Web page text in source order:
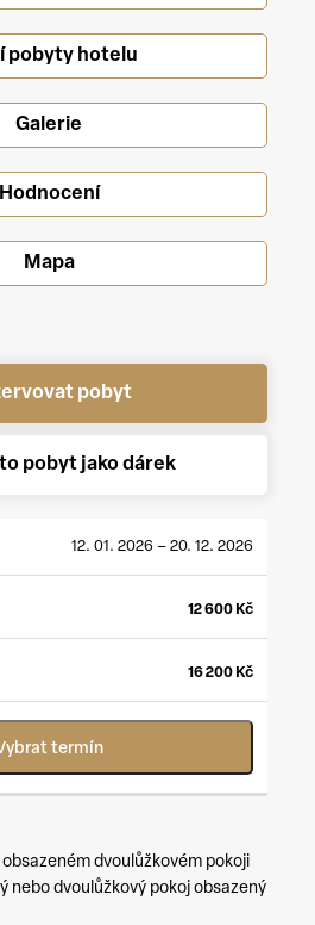
pobyty hotelu
Galerie
Hodnocení
Mapa
pobyt
pobyt jako dárek
CENA
1/1**
12. 01. 2026 – 20. 12. 2026
12 600 Kč
16 200 Kč
termín
dvoulůžkovém pokoji
nebo dvoulůžkový pokoj obsazený